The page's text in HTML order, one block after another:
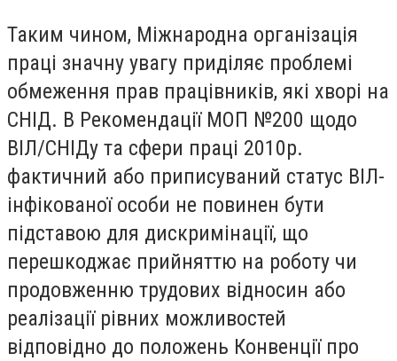
Таким чином, Міжнародна організація
праці значну увагу приділяє проблемі
обмеження прав працівників, які хворі на
СНІД. В Рекомендації МОП №200 щодо
ВІЛ/СНІДу та сфери праці 2010р.
фактичний або приписуваний статус ВІЛ-
інфікованої особи не повинен бути
підставою для дискримінації, що
перешкоджає прийняттю на роботу чи
продовженню трудових відносин або
реалізації рівних можливостей
відповідно до положень Конвенції про